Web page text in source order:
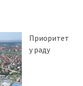
Приоритет
у раду